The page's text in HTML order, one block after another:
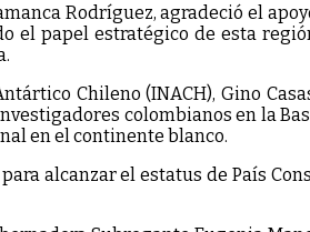
Rodríguez, agradeció el
papel estratégico de esta
Chileno (INACH), Gino
colombianos en la
en el continente blanco.
alcanzar el estatus de País